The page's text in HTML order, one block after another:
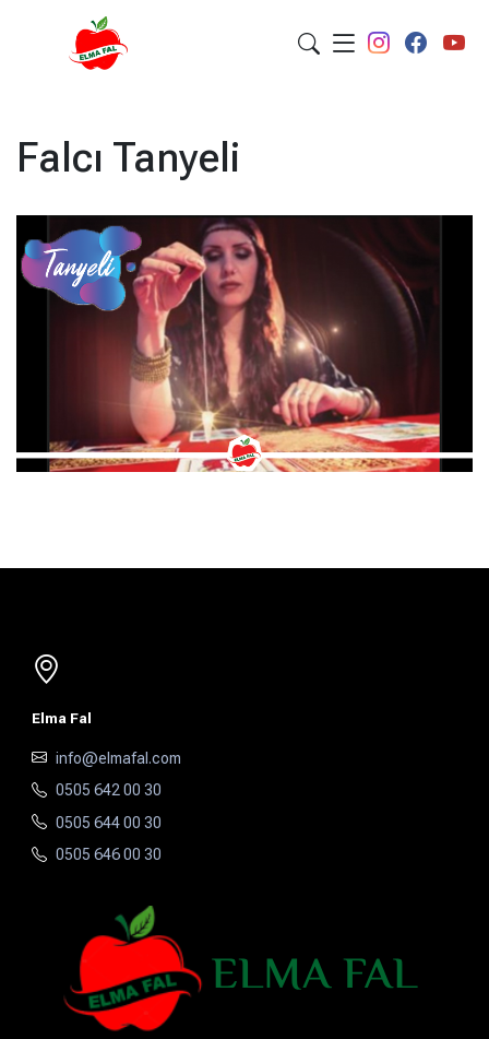
Falcı Tanyeli
Elma Fal
info@elmafal.com
0505 642 00 30
0505 644 00 30
0505 646 00 30